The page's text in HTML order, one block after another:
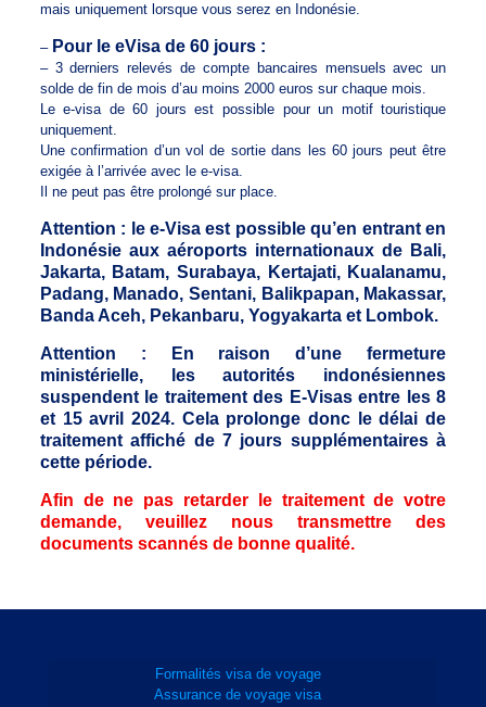
mais uniquement lorsque vous serez en Indonésie.
– Pour le eVisa de 60 jours :
– 3 derniers relevés de compte bancaires mensuels avec un
solde de fin de mois d’au moins 2000 euros sur chaque mois.
Le e-visa de 60 jours est possible pour un motif touristique
uniquement.
Une confirmation d’un vol de sortie dans les 60 jours peut être
exigée à l’arrivée avec le e-visa.
Il ne peut pas être prolongé sur place.
Attention : le e-Visa est possible qu’en entrant en
Indonésie aux aéroports internationaux de Bali,
Jakarta, Batam, Surabaya, Kertajati, Kualanamu,
Padang, Manado, Sentani, Balikpapan, Makassar,
Banda Aceh, Pekanbaru, Yogyakarta et Lombok.
Attention : En raison d’une fermeture
ministérielle, les autorités indonésiennes
suspendent le traitement des E-Visas entre les 8
et 15 avril 2024. Cela prolonge donc le délai de
traitement affiché de 7 jours supplémentaires à
cette période.
Afin de ne pas retarder le traitement de votre
demande, veuillez nous transmettre des
documents scannés de bonne qualité.
Formalités visa de voyage
Assurance de voyage visa